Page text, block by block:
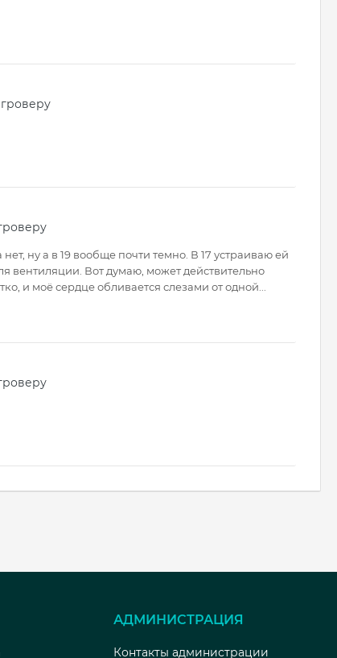
ну а в 19 вообще почти темно. В 17 устраиваю ей
вентиляции. Вот думаю, может действительно
и моё сердце обливается слезами от одной...
АДМИНИСТРАЦИЯ
Контакты администрации